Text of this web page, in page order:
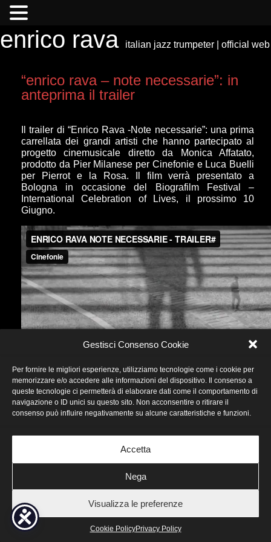
Gestisci Consenso Cookie
Per fornire le migliori esperienze, utilizziamo tecnologie come i cookie per
memorizzare e/o accedere alle informazioni del dispositivo. Il consenso a
queste tecnologie ci permetterà di elaborare dati come il comportamento di
navigazione o ID unici su questo sito. Non acconsentire o ritirare il
consenso può influire negativamente su alcune caratteristiche e funzioni.
Accetta
Nega
Visualizza le preferenze
Cookie PolicyPrivacy Policy
enrico rava italian jazz trumpeter | official
“enrico rava – note necessarie”: in
anteprima il trailer
Il trailer di “Enrico Rava -Note necessarie”: una prima
carrellata dei grandi artisti che hanno partecipato al
progetto cinemusicale diretto da Monica Affatato,
prodotto da Pier Milanese per Cinefonie e Luca Buelli
per Pierrot e la Rosa. Il film verrà presentato a
Bologna in occasione del
Biografilm Festival –
International Celebration of Lives, il prossimo 10
Giugno.